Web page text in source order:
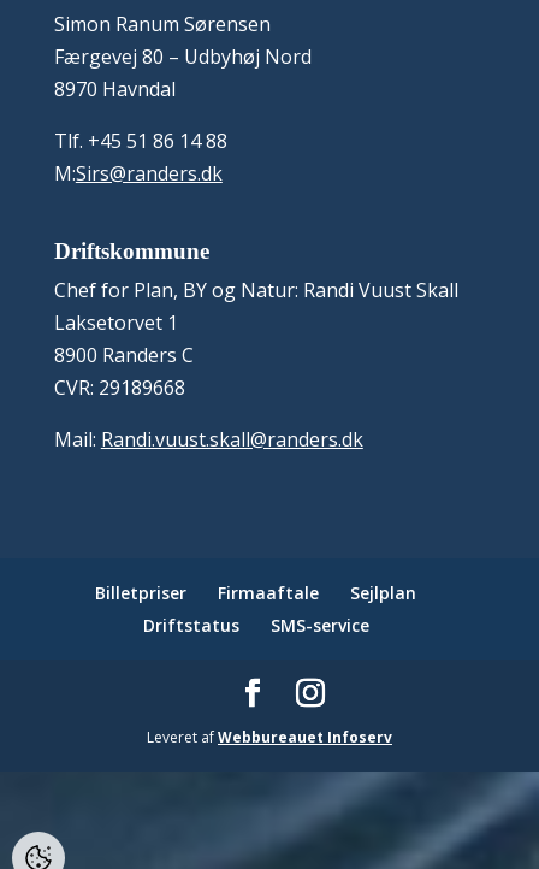
Simon Ranum Sørensen
Færgevej 80 – Udbyhøj Nord
8970 Havndal
Tlf. +45 51 86 14 88
M:Sirs@randers.dk
Driftskommune
Chef for Plan, BY og Natur: Randi Vuust Skall
Laksetorvet 1
8900 Randers C
CVR: 29189668
Mail: Randi.vuust.skall@randers.dk
Billetpriser Firmaaftale
Sejlplan
Driftstatus
SMS-service
Leveret afWebbureauet Infoserv